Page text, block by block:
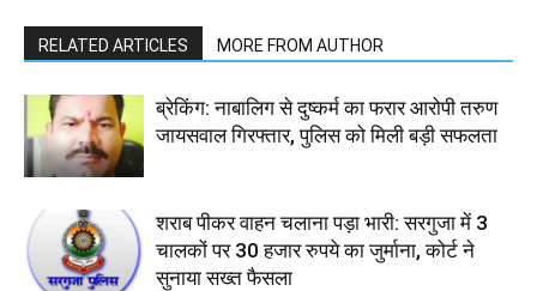
RELATED ARTICLES MORE FROM AUTHOR
ब्रेकिंग: नाबालिग से दुष्कर्म का फरार आरोपी तरुण
जायसवाल गिरफ्तार, पुलिस को मिली बड़ी सफलता
शराब पीकर वाहन चलाना पड़ा भारी: सरगुजा में 3
चालकों पर 30 हजार रुपये का जुर्माना, कोर्ट ने
सुनाया सख्त फैसला